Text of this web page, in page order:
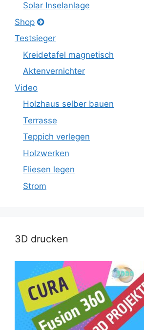
Solar Inselanlage
Shop
Testsieger
Kreidetafel magnetisch
Aktenvernichter
Video
Holzhaus selber bauen
Terrasse
Teppich verlegen
Holzwerken
Fliesen legen
Strom
3D drucken